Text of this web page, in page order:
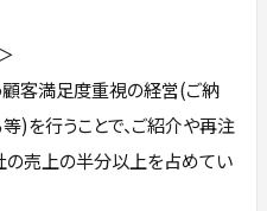
客満足度重視の経営(ご納
)を行うことで、ご紹介や再注
の売上の半分以上を占めてい